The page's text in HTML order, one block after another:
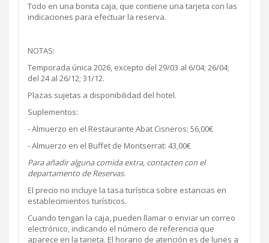
Todo en una bonita caja, que contiene una tarjeta con las
indicaciones para efectuar la reserva.
NOTAS:
Temporada única 2026, excepto del 29/03 al 6/04; 26/04;
del 24 al 26/12; 31/12.
Plazas sujetas a disponibilidad del hotel.
Suplementos:
- Almuerzo en el Restaurante Abat Cisneros: 56,00€
- Almuerzo en el Buffet de Montserrat: 43,00€
Para añadir alguna comida extra, contacten con el
departamento deReservas.
El precio no incluye la tasa turística sobre estancias en
establecimientos turísticos.
Cuando tengan la caja, pueden llamar o enviar un correo
electrónico, indicando el número de referencia que
aparece en la tarjeta. El horario de atención es de lunes a